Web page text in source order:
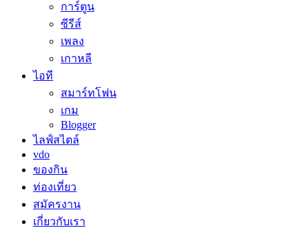
การ์ตูน
ซีรีส์
เพลง
เกาหลี
ไอที
สมาร์ทโฟน
เกม
Blogger
ไลฟ์สไตล์
vdo
ของกิน
ท่องเที่ยว
สมัครงาน
เกี่ยวกับเรา